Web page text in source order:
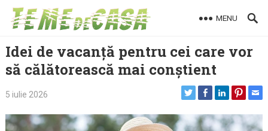
Skip
MENU
Idei de vacanță pentru cei care vor
să călătorească mai conștient
5 iulie 2026